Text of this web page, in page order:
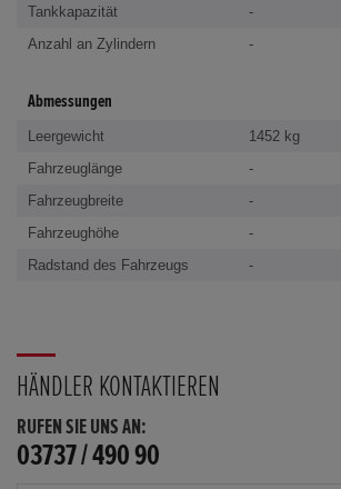
Tankkapazität
-
Anzahl an Zylindern
-
Abmessungen
Leergewicht
1452 kg
Fahrzeuglänge
-
Fahrzeugbreite
-
Fahrzeughöhe
-
Radstand des Fahrzeugs
-
HÄNDLER KONTAKTIEREN
RUFEN SIE UNS AN:
03737 / 490 90